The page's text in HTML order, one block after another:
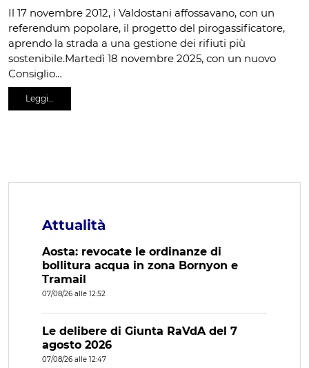
Il 17 novembre 2012, i Valdostani affossavano, con un
referendum popolare, il progetto del pirogassificatore,
aprendo la strada a una gestione dei rifiuti più
sostenibile.Martedì 18 novembre 2025, con un nuovo
Consiglio…
Leggi…
Attualità
Aosta: revocate le ordinanze di
bollitura acqua in zona Bornyon e
Tramail
07/08/26 alle 12:52
Le delibere di Giunta RaVdA del 7
agosto 2026
07/08/26 alle 12:47